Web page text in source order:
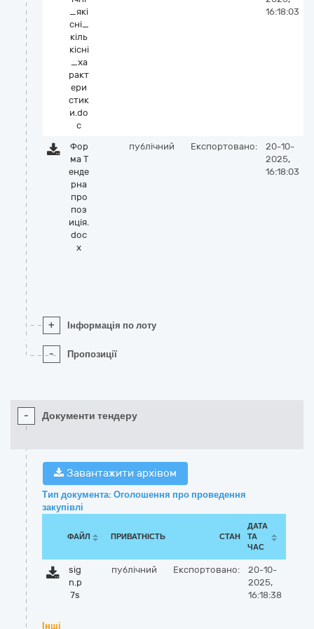
_які
сні_
кіль
кісні
_ха
ракт
ери
стик
и.do
c
16:18:03
Фор
ма Т
енде
рна
про
поз
иція.
doc
x
публічний Експортовано:
20-10-
2025,
16:18:03
+ Інформація по лоту
- Пропозиції
- Документи тендеру
Завантажити архівом
Тип документа: Оголошення про проведення
закупівлі
ФАЙЛ ПРИВАТНІСТЬ СТАН
ДАТА
ТА
ЧАС
sig
n.p
7s
публічний Експортовано:
20-10-
2025,
16:18:38
Інші